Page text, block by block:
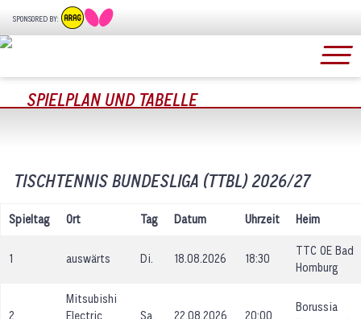
SPONSORED BY:
SPIELPLAN UND TABELLE
TISCHTENNIS BUNDESLIGA (TTBL) 2026/27
Spieltag Ort Tag Datum Uhrzeit Heim
1 auswärts Di. 18.08.2026 18:30
TTC OE Bad
Homburg
2
Mitsubishi
Electric
Sa. 22.08.2026 20:00
Borussia